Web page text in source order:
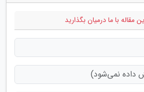
مقاله با ما درمیان بگذارید